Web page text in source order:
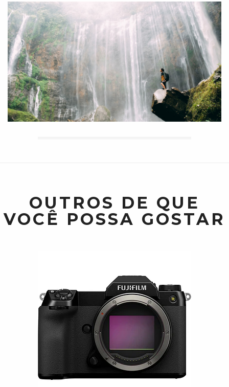
OUTROS DE QUE
VOCÊ POSSA GOSTAR